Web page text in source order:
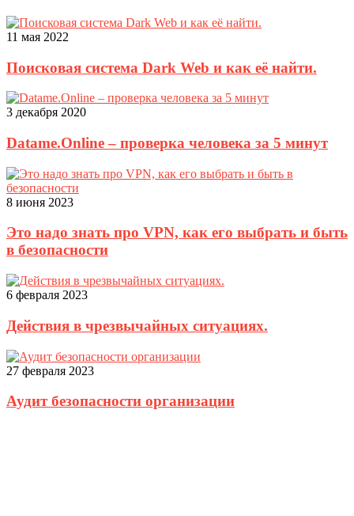
11 мая 2022
Поисковая система Dark Web и как её найти.
3 декабря 2020
Datame.Online – проверка человека за 5 минут
8 июня 2023
Это надо знать про VPN, как его выбрать и быть
в безопасности
6 февраля 2023
Действия в чрезвычайных ситуациях.
27 февраля 2023
Аудит безопасности организации